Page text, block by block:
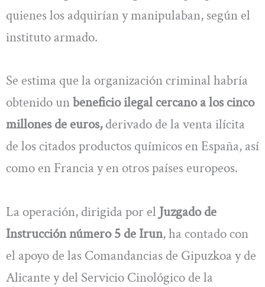
quienes los adquirían y manipulaban, según el
instituto armado.
Se estima que la organización criminal habría
obtenido unbeneficio ilegal cercano a los cinco
millones de euros,derivado de la venta ilícita
de los citados productos químicos en España, así
como en Francia y en otros países europeos.
La operación, dirigida por el Juzgado de
Instrucción número 5 de Irun, ha contado con
el apoyo de las Comandancias de Gipuzkoa y de
Alicante y del Servicio Cinológico de la